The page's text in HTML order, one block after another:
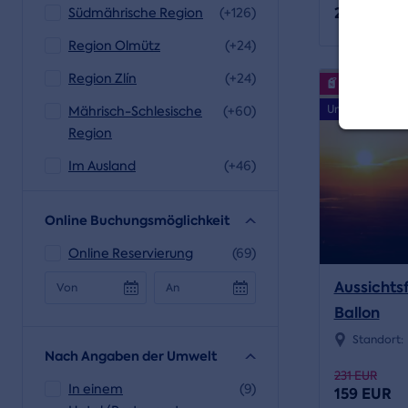
Südmährische Region
(+126)
Region Olmütz
(+24)
Region Zlín
(+24)
Mährisch-Schlesische
Region
(+60)
Im Ausland (+46)
Online Buchungsmöglichkeit
Online Reservierung (69)
Von An
Nach Angaben der Umwelt
In einem
(9)
275 EUR
Unser Tipp
Ballon
Standort:
231 EUR
159 EUR